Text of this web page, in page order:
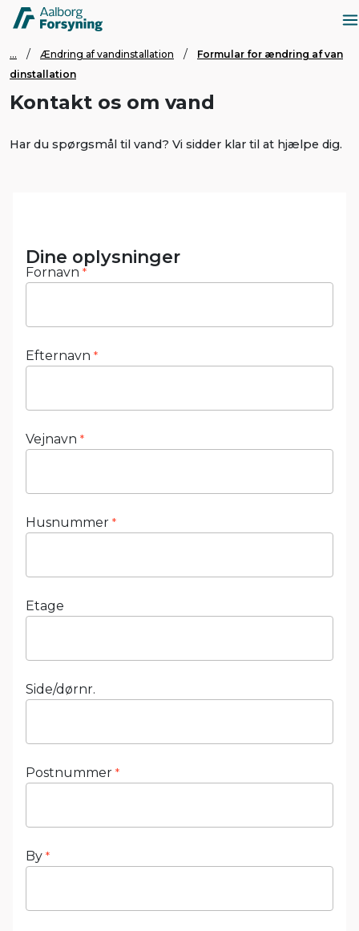
... Ændring af vandinstallation
Formular for ændring af van
dinstallation
Kontakt os om vand
Har du spørgsmål til vand? Vi sidder klar til at hjælpe dig.
Dine oplysninger
Fornavn *
Efternavn *
Vejnavn *
Husnummer *
Etage
Side/dørnr.
Postnummer *
By *